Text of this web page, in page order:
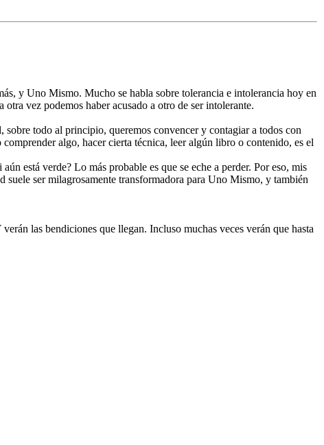
y Uno Mismo. Mucho se habla sobre tolerancia e intolerancia hoy en
vez podemos haber acusado a otro de ser intolerante.
todo al principio, queremos convencer y contagiar a todos con
algo, hacer cierta técnica, leer algún libro o contenido, es el
está verde? Lo más probable es que se eche a perder. Por eso, mis
ser milagrosamente transformadora para Uno Mismo, y también
las bendiciones que llegan. Incluso muchas veces verán que hasta